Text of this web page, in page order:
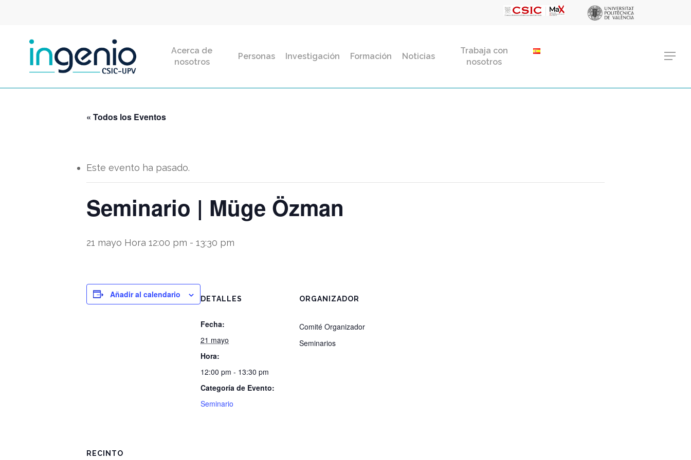
Acerca de
nosotros
Personas Investigación Formación Noticias
Trabaja con
nosotros
Menu
« Todos los Eventos
Este evento ha pasado.
Seminario | Müge Özman
21 mayo Hora 12:00 pm - 13:30 pm
Añadir al calendario DETALLES
Fecha:
21 mayo
Hora:
12:00 pm - 13:30 pm
Categoría de Evento:
Seminario
ORGANIZADOR
Comité Organizador
Seminarios
RECINTO